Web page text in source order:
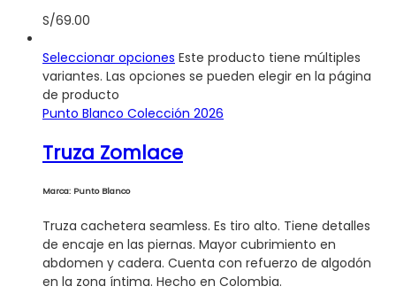
S/69.00
Seleccionar opciones Este producto tiene múltiples
variantes. Las opciones se pueden elegir en la página
de producto
Punto Blanco Colección 2026
Truza Zomlace
Marca: Punto Blanco
Truza cachetera seamless. Es tiro alto. Tiene detalles
de encaje en las piernas. Mayor cubrimiento en
abdomen y cadera. Cuenta con refuerzo de algodón
en la zona íntima. Hecho en Colombia.